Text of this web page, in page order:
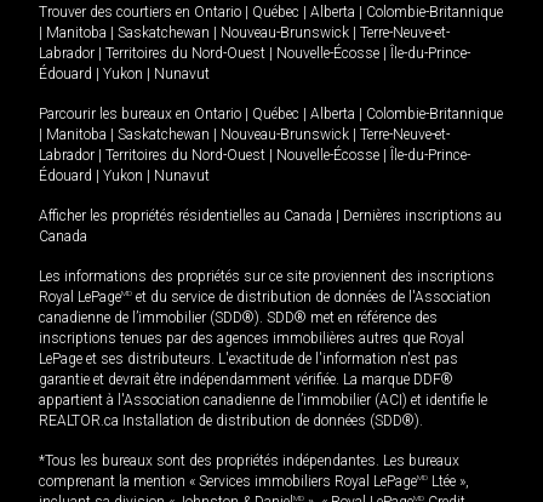
Trouver des courtiers en Ontario Québec Alberta
Colombie-Britannique
Manitoba Saskatchewan Nouveau-Brunswick
Terre-Neuve-et-
Labrador
Territoires du Nord-Ouest Nouvelle-Écosse
Île-du-Prince-
Édouard
Yukon Nunavut
Parcourir les bureaux en Ontario Québec Alberta
Colombie-Britannique
Manitoba Saskatchewan Nouveau-Brunswick
Terre-Neuve-et-
Labrador
Territoires du Nord-Ouest Nouvelle-Écosse
Île-du-Prince-
Édouard
Yukon Nunavut
Afficher les propriétés résidentielles au Canada
Dernières inscriptions au
Canada
Les informations des propriétés sur ce site proviennent des inscriptions
Royal LePageMD et du service de distribution de données de l'Association
canadienne de l’immobilier (SDD®). SDD® met en référence des
inscriptions tenues par des agences immobilières autres que Royal
LePage et ses distributeurs. L'exactitude de l'information n'est pas
garantie et devrait être indépendamment vérifiée. La marque DDF®
appartient à l'Association canadienne de l’immobilier (ACI) et identifie le
REALTOR.ca Installation de distribution de données (SDD®).
*Tous les bureaux sont des propriétés indépendantes. Les bureaux
comprenant la mention « Services immobiliers Royal LePageMD Ltée »,
MD MD